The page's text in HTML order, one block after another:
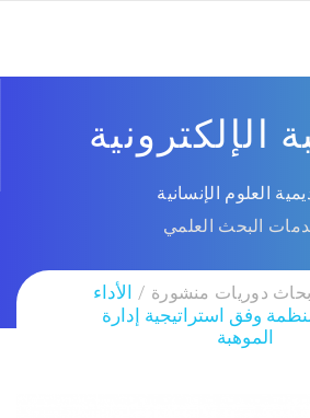
الإلكترونية
العلوم الإنسانية
البحث العلمي
دوريات منشورة
الأداء
وفق استراتيجية إدارة
الموهبة